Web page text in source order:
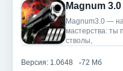
Magnum3.0 —
мастерства: ты
стволы,
Версия: 1.0648 72 Мб